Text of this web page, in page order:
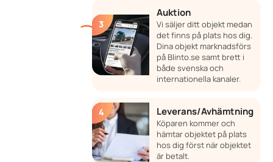
Auktion
Vi säljer ditt objekt medan
det finns på plats hos dig.
Dina objekt marknadsförs
på Blinto.se samt brett i
både svenska och
internationella kanaler.
Leverans/Avhämtning
Köparen kommer och
hämtar objektet på plats
hos dig först när objektet
är betalt.